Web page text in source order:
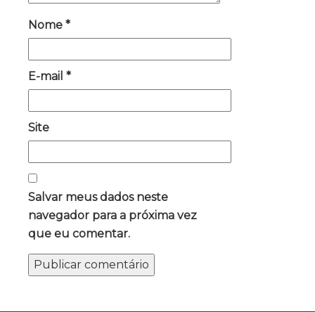
Nome *
E-mail *
Site
Salvar meus dados neste
navegador para a próxima vez
que eu comentar.